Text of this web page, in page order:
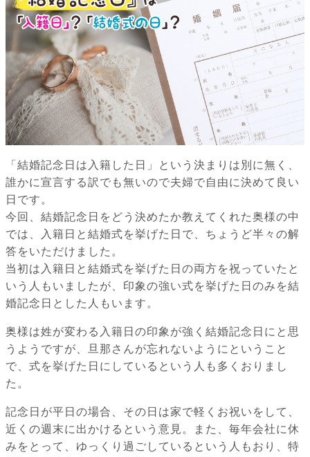
「結婚記念日は入籍した日」という決まりは別に無く、
誰かに宣言する訳でも無いので夫婦で自由に決めて良い
日です。
今回、結婚記念日をどう決めたか教えてくれた奥様の中
では、入籍日と結婚式を挙げた日で、ちょうど半々の解
答をいただけました。
当初は入籍日と結婚式を挙げた日の両方を祝っていたと
いう人もいましたが、印象の強い式を挙げた日のみを結
婚記念日とした人もいます。
奥様は姓が変わる入籍日の印象が強く結婚記念日にと思
うようですが、旦那さんが忘れないようにということ
で、式を挙げた日にしているという人も多くおりまし
た。
記念日が平日の場合、その日は家で軽くお祝いをして、
近くの週末に出かけるという意見。また、毎年会社に休
みをとって、ゆっくり過ごしているという人もおり、特